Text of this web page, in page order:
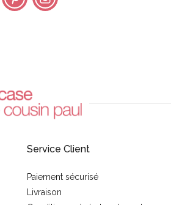
Service Client
Paiement sécurisé
Livraison